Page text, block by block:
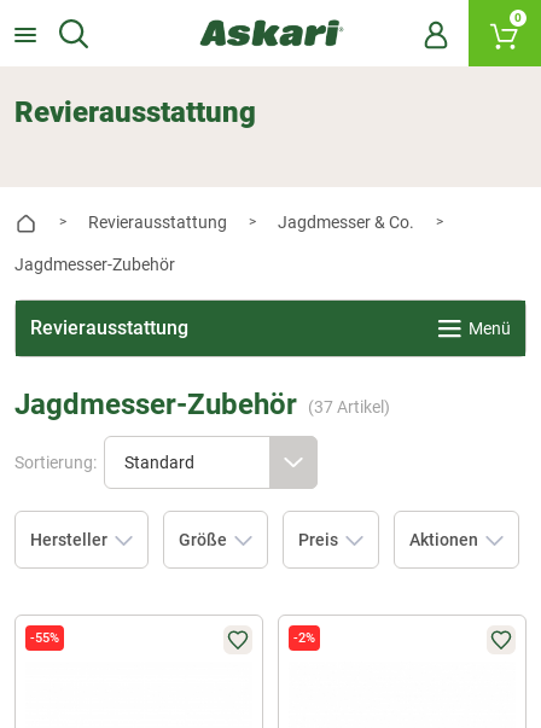
0
Revierausstattung
> Revierausstattung > Jagdmesser & Co. >
Jagdmesser-Zubehör
Revierausstattung Menü
Jagdmesser-Zubehör (37 Artikel)
Sortierung:
Hersteller Größe Preis Aktionen
-55% -2%